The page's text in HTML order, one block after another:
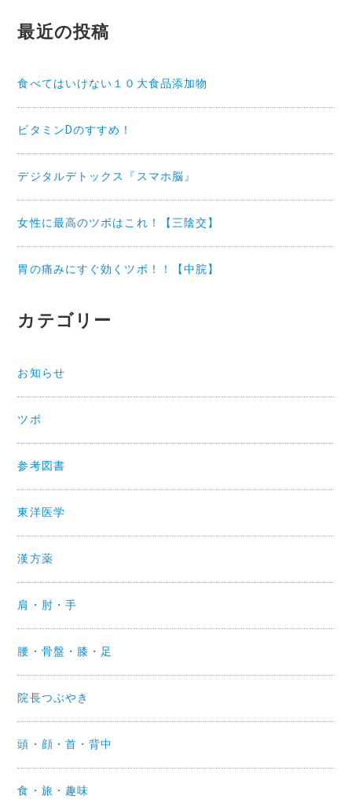
最近の投稿
食べてはいけない１０大食品添加物
ビタミンDのすすめ！
デジタルデトックス『スマホ脳』
女性に最高のツボはこれ！【三陰交】
胃の痛みにすぐ効くツボ！！【中脘】
カテゴリー
お知らせ
ツボ
参考図書
東洋医学
漢方薬
肩・肘・手
腰・骨盤・膝・足
院長つぶやき
頭・顔・首・背中
食・旅・趣味